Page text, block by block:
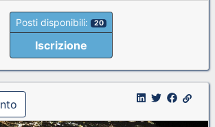
Posti disponibili: 20
Iscrizione